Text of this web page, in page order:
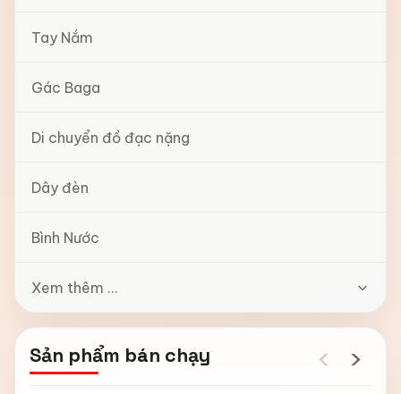
Tay Nắm
Gác Baga
Di chuyển đồ đạc nặng
Dây đèn
Bình Nước
Xem thêm ...
Sản phẩm bán chạy ‹ ›